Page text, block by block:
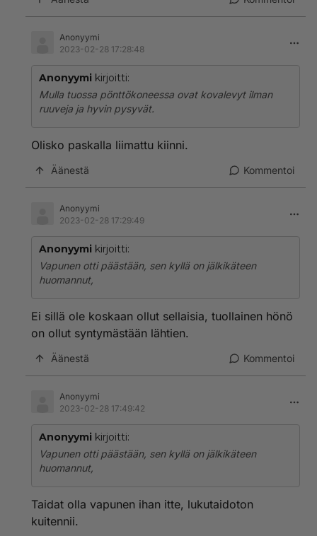
Anonyymi
2023-02-28 17:28:48
Anonyymi kirjoitti:
Mulla tuossa pönttökoneessa ovat kovalevyt ilman
ruuveja ja hyvin pysyvät.
Olisko paskalla liimattu kiinni.
Äänestä Kommentoi
Anonyymi
2023-02-28 17:29:49
Anonyymi kirjoitti:
Vapunen otti päästään, sen kyllä on jälkikäteen
huomannut,
Ei sillä ole koskaan ollut sellaisia, tuollainen hönö
on ollut syntymästään lähtien.
Äänestä Kommentoi
Anonyymi
2023-02-28 17:49:42
Anonyymi kirjoitti:
Vapunen otti päästään, sen kyllä on jälkikäteen
huomannut,
Taidat olla vapunen ihan itte, lukutaidoton
kuitennii.